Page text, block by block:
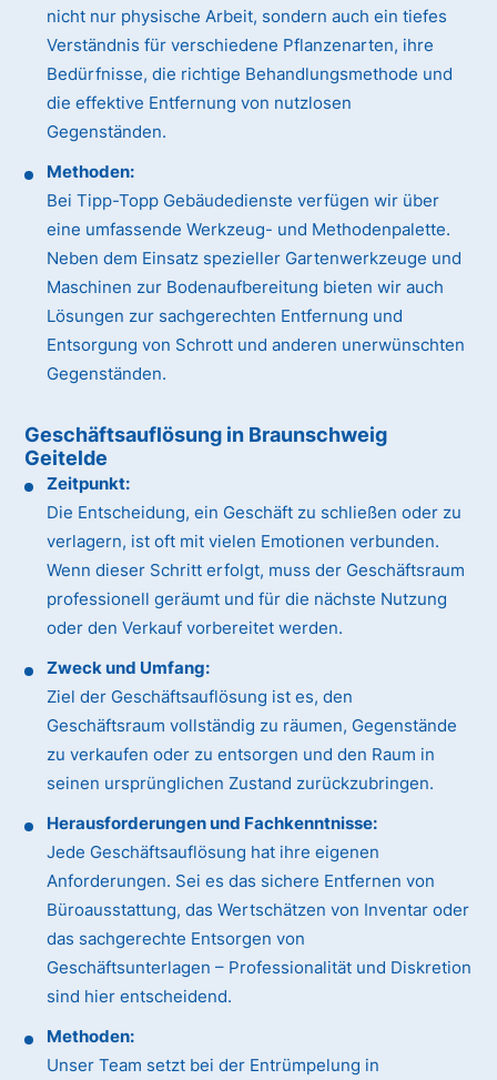
nicht nur physische Arbeit, sondern auch ein tiefes
Verständnis für verschiedene Pflanzenarten, ihre
Bedürfnisse, die richtige Behandlungsmethode und
die effektive Entfernung von nutzlosen
Gegenständen.
Methoden:
Bei Tipp-Topp Gebäudedienste verfügen wir über
eine umfassende Werkzeug- und Methodenpalette.
Neben dem Einsatz spezieller Gartenwerkzeuge und
Maschinen zur Bodenaufbereitung bieten wir auch
Lösungen zur sachgerechten Entfernung und
Entsorgung von Schrott und anderen unerwünschten
Gegenständen.
Geschäftsauflösung in Braunschweig
Geitelde
Zeitpunkt:
Die Entscheidung, ein Geschäft zu schließen oder zu
verlagern, ist oft mit vielen Emotionen verbunden.
Wenn dieser Schritt erfolgt, muss der Geschäftsraum
professionell geräumt und für die nächste Nutzung
oder den Verkauf vorbereitet werden.
Zweck und Umfang:
Ziel der Geschäftsauflösung ist es, den
Geschäftsraum vollständig zu räumen, Gegenstände
zu verkaufen oder zu entsorgen und den Raum in
seinen ursprünglichen Zustand zurückzubringen.
Herausforderungen und Fachkenntnisse:
Jede Geschäftsauflösung hat ihre eigenen
Anforderungen. Sei es das sichere Entfernen von
Büroausstattung, das Wertschätzen von Inventar oder
das sachgerechte Entsorgen von
Geschäftsunterlagen – Professionalität und Diskretion
sind hier entscheidend.
Methoden:
Unser Team setzt bei der Entrümpelung in